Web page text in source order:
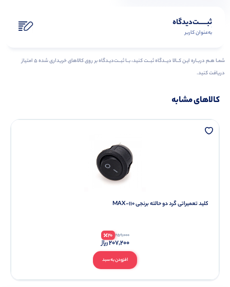
ثبـــــت‌دیدگاه
به‌عنوان کاربر
شمـا هـم دربـاره ایـن کــالا دیــدگاه ثبــت کنید، بــا ثبــت‌دیـدگاه بر روی کالاهای خریداری شده ۵ امتیاز
دریافت کنید.
کالاهای مشابه
کلید تعمیراتی گرد دو حالته برنجی MAX-110
افزودن به سبد
259,000
20
207,200